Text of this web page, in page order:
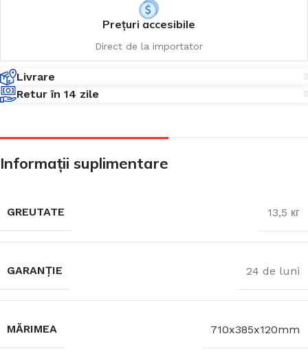
Prețuri accesibile
Direct de la importator
Livrare
Retur în 14 zile
Informații suplimentare
GREUTATE 13,5 кг
GARANȚIE 24 de luni
MĂRIMEA 710x385x120mm